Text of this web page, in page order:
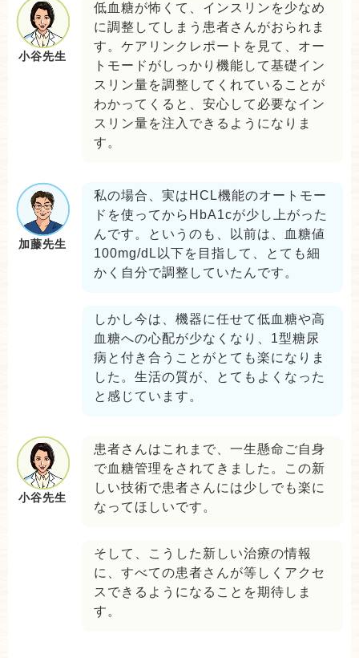
小谷先生
低血糖が怖くて、インスリンを少なめ
に調整してしまう患者さんがおられま
す。ケアリンクレポートを見て、オー
トモードがしっかり機能して基礎イン
スリン量を調整してくれていることが
わかってくると、安心して必要なイン
スリン量を注入できるようになりま
す。
加藤先生
私の場合、実はHCL機能のオートモー
ドを使ってからHbA1cが少し上がった
んです。というのも、以前は、血糖値
100mg/dL以下を目指して、とても細
かく自分で調整していたんです。
しかし今は、機器に任せて低血糖や高
血糖への心配が少なくなり、1型糖尿
病と付き合うことがとても楽になりま
した。生活の質が、とてもよくなった
と感じています。
小谷先生
患者さんはこれまで、一生懸命ご自身
で血糖管理をされてきました。この新
しい技術で患者さんには少しでも楽に
なってほしいです。
そして、こうした新しい治療の情報
に、すべての患者さんが等しくアクセ
スできるようになることを期待しま
す。